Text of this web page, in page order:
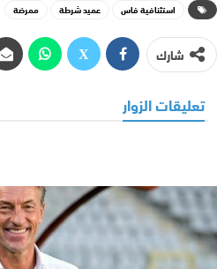
استئنافية فاس عميد شرطة ممرضة
شارك
تعليقات الزوار